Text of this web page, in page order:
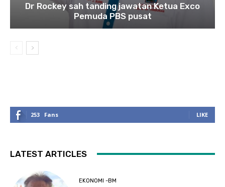
Dr Rockey sah tanding jawatan Ketua Exco
Pemuda PBS pusat
253 Fans LIKE
LATEST ARTICLES
EKONOMI -BM